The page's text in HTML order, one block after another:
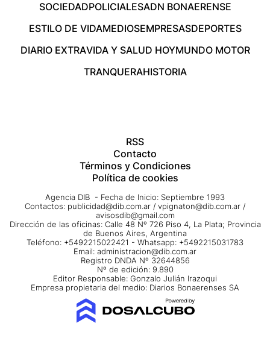
SOCIEDADPOLICIALESADN BONAERENSE
ESTILO DE VIDAMEDIOSEMPRESASDEPORTES
DIARIO EXTRAVIDA Y SALUD HOYMUNDO MOTOR
TRANQUERAHISTORIA
RSS
Contacto
Términos y Condiciones
Política de cookies
Agencia DIB - Fecha de Inicio: Septiembre 1993
Contactos: publicidad@dib.com.ar / vpignaton@dib.com.ar /
avisosdib@gmail.com
Dirección de las oficinas: Calle 48 Nº 726 Piso 4, La Plata; Provincia
de Buenos Aires, Argentina
Teléfono: +5492215022421 - Whatsapp: +5492215031783
Email: administracion@dib.com.ar
Registro DNDA Nº 32644856
Nº de edición: 9.890
Editor Responsable: Gonzalo Julián Irazoqui
Empresa propietaria del medio: Diarios Bonaerenses SA